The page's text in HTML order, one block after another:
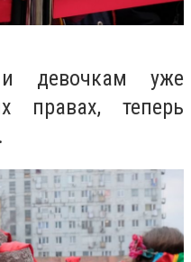
девочкам уже
правах, теперь